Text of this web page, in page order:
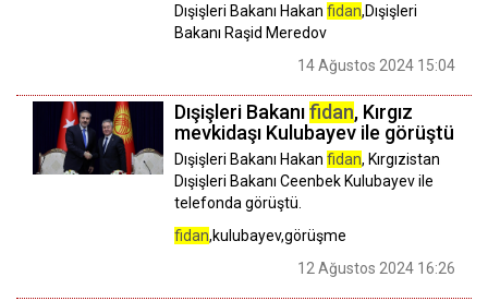
Dışişleri Bakanı Hakan fidan,Dışişleri
Bakanı Raşid Meredov
14 Ağustos 2024 15:04
Dışişleri Bakanıfidan, Kırgız
mevkidaşı Kulubayev ile görüştü
Dışişleri Bakanı Hakan fidan, Kırgızistan
Dışişleri Bakanı Ceenbek Kulubayev ile
telefonda görüştü.
fidan,kulubayev,görüşme
12 Ağustos 2024 16:26